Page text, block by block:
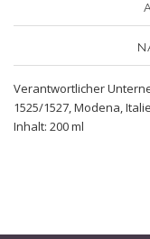
Verantwortlicher
1525/1527, Modena,
Inhalt: 200 ml